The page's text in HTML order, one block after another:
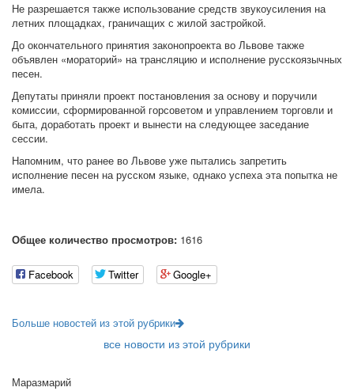
Не разрешается также использование средств звукоусиления на
летних площадках, граничащих с жилой застройкой.
До окончательного принятия законопроекта во Львове также
объявлен «мораторий» на трансляцию и исполнение русскоязычных
песен.
Депутаты приняли проект постановления за основу и поручили
комиссии, сформированной горсоветом и управлением торговли и
быта, доработать проект и вынести на следующее заседание
сессии.
Напомним, что ранее во Львове уже пытались запретить
исполнение песен на русском языке, однако успеха эта попытка не
имела.
Общее количество просмотров: 1616
Facebook Twitter Google+
Больше новостей из этой рубрики
все новости из этой рубрики
Маразмарий